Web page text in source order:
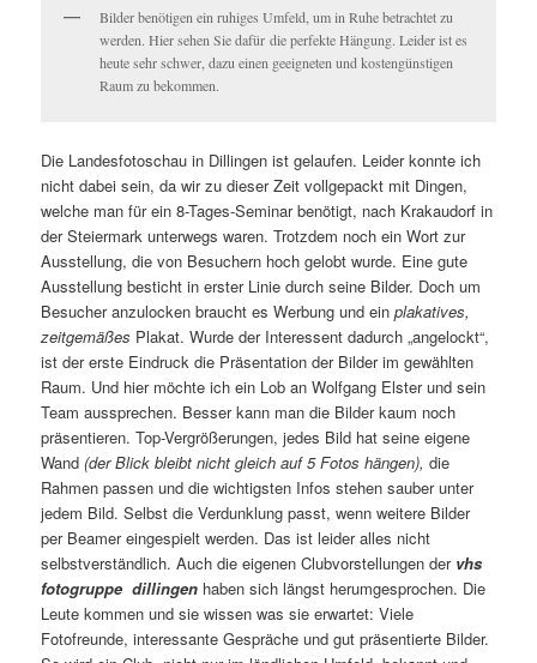
Bilder benötigen ein ruhiges Umfeld, um in Ruhe betrachtet zu
werden. Hier sehen Sie dafür die perfekte Hängung. Leider ist es
heute sehr schwer, dazu einen geeigneten und kostengünstigen
Raum zu bekommen.
Die Landesfotoschau in Dillingen ist gelaufen. Leider konnte ich
nicht dabei sein, da wir zu dieser Zeit vollgepackt mit Dingen,
welche man für ein 8-Tages-Seminar benötigt, nach Krakaudorf in
der Steiermark unterwegs waren. Trotzdem noch ein Wort zur
Ausstellung, die von Besuchern hoch gelobt wurde. Eine gute
Ausstellung besticht in erster Linie durch seine Bilder. Doch um
Besucher anzulocken braucht es Werbung und einplakatives,
zeitgemäßes Plakat. Wurde der Interessent dadurch „angelockt“,
ist der erste Eindruck die Präsentation der Bilder im gewählten
Raum. Und hier möchte ich ein Lob an Wolfgang Elster und sein
Team aussprechen. Besser kann man die Bilder kaum noch
präsentieren. Top-Vergrößerungen, jedes Bild hat seine eigene
Wand(der Blick bleibt nicht gleich auf 5 Fotos hängen), die
Rahmen passen und die wichtigsten Infos stehen sauber unter
jedem Bild. Selbst die Verdunklung passt, wenn weitere Bilder
per Beamer eingespielt werden. Das ist leider alles nicht
selbstverständlich. Auch die eigenen Clubvorstellungen der vhs
fotogruppe dillingen haben sich längst herumgesprochen. Die
Leute kommen und sie wissen was sie erwartet: Viele
Fotofreunde, interessante Gespräche und gut präsentierte Bilder.